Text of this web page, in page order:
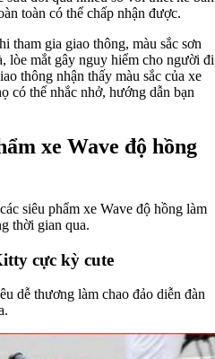
toàn có thể chấp nhận được.
tham gia giao thông, màu sắc sơn
lòe mắt gây nguy hiểm cho người đi
thông nhận thấy màu sắc của xe
có thể nhắc nhở, hướng dẫn bạn
xe Wave độ hồng
siêu phẩm xe Wave độ hồng làm
thời gian qua.
cực kỳ cute
dễ thương làm chao đảo diễn đàn